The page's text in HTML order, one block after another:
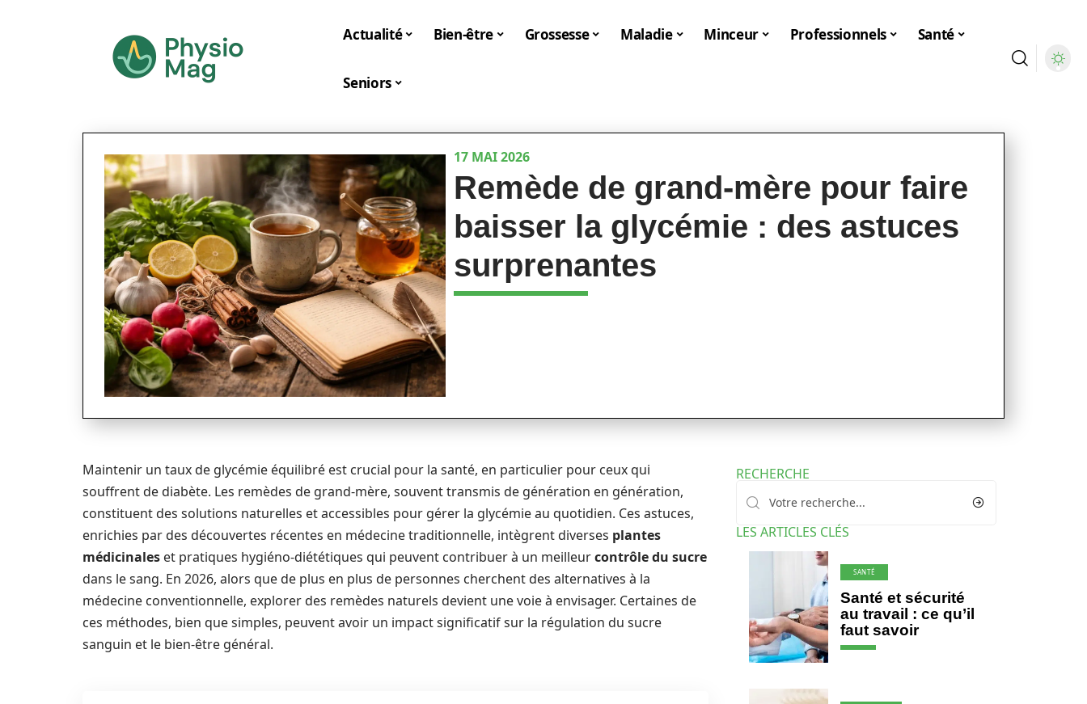
Actualité Bien-être Grossesse Maladie Minceur Professionnels Santé
Seniors
17 MAI 2026
Remède de grand-mère pour faire
baisser la glycémie : des astuces
surprenantes
Maintenir un taux de glycémie équilibré est crucial pour la santé, en particulier pour ceux qui
souffrent de diabète. Les remèdes de grand-mère, souvent transmis de génération en génération,
constituent des solutions naturelles et accessibles pour gérer la glycémie au quotidien. Ces astuces,
enrichies par des découvertes récentes en médecine traditionnelle, intègrent diverses plantes
médicinales et pratiques hygiéno-diététiques qui peuvent contribuer à un meilleurcontrôle du sucre
dans le sang. En 2026, alors que de plus en plus de personnes cherchent des alternatives à la
médecine conventionnelle, explorer des remèdes naturels devient une voie à envisager. Certaines de
ces méthodes, bien que simples, peuvent avoir un impact significatif sur la régulation du sucre
sanguin et le bien-être général.
RECHERCHE
LES ARTICLES CLÉS
SANTÉ
Santé et sécurité
au travail : ce qu’il
faut savoir